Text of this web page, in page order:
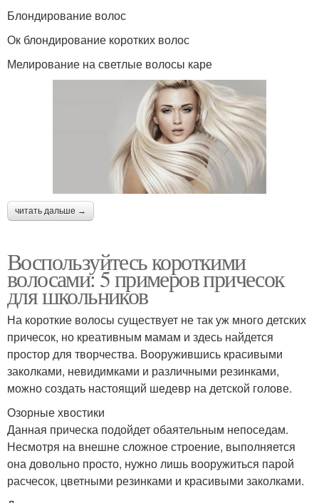
Блондирование волос
Ок блондирование коротких волос
Мелирование на светлые волосы каре
читать дальше →
Воспользуйтесь короткими
волосами: 5 примеров причесок
для школьников
На короткие волосы существует не так уж много детских
причесок, но креативным мамам и здесь найдется
простор для творчества. Вооружившись красивыми
заколками, невидимками и различными резинками,
можно создать настоящий шедевр на детской голове.
Озорные хвостики
Данная прическа подойдет обаятельным непоседам.
Несмотря на внешне сложное строение, выполняется
она довольно просто, нужно лишь вооружиться парой
расчесок, цветными резинками и красивыми заколками.